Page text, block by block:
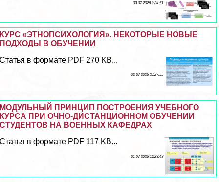
03 07 2026 0:34:51
КУРС «ЭТНОПСИХОЛОГИЯ». НЕКОТОРЫЕ НОВЫЕ
ПОДХОДЫ В ОБУЧЕНИИ
Статья в формате PDF 270 KB...
02 07 2026 23:27:55
МОДУЛЬНЫЙ ПРИНЦИП ПОСТРОЕНИЯ УЧЕБНОГО
КУРСА ПРИ ОЧНО-ДИСТАНЦИОННОМ ОБУЧЕНИИ
СТУДЕНТОВ НА ВОЕННЫХ КАФЕДРАХ
Статья в формате PDF 117 KB...
01 07 2026 10:23:43